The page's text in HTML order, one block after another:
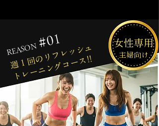
週１回のリフレッシュ
​トレーニングコース!!
REASON #01 女性専用
主婦向け